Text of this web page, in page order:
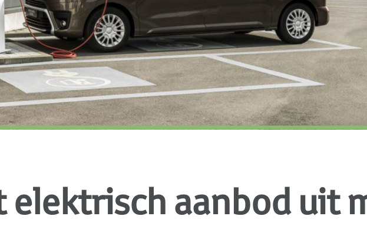
elektrisch aanbod uit